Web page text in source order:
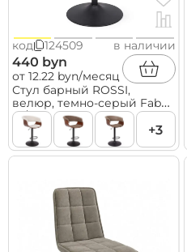
код 124509 в наличии
440 byn
от 12.22 byn/месяц
Стул барный ROSSI,
велюр, темно-серый Fabb
16/черный
+3